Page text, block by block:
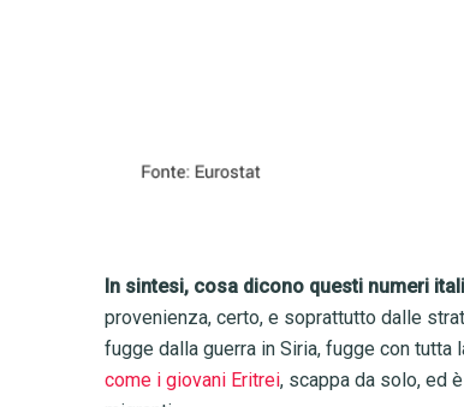
In sintesi, cosa dicono questi numeri
provenienza, certo, e soprattutto dalle
fugge dalla guerra in Siria, fugge con
come i giovani Eritrei, scappa da solo, ed